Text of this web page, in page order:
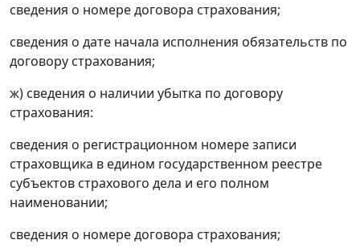
сведения о номере договора страхования;
сведения о дате начала исполнения обязательств по
договору страхования;
ж) сведения о наличии убытка по договору
страхования:
сведения о регистрационном номере записи
страховщика в едином государственном реестре
субъектов страхового дела и его полном
наименовании;
сведения о номере договора страхования;